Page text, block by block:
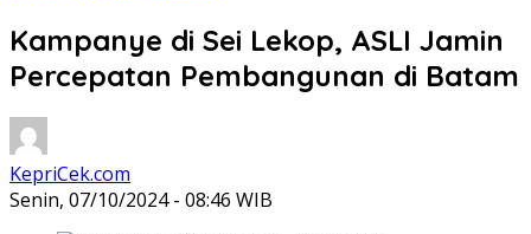
Kampanye di Sei Lekop, ASLI Jamin
Percepatan Pembangunan di Batam
KepriCek.com
Senin, 07/10/2024 - 08:46 WIB